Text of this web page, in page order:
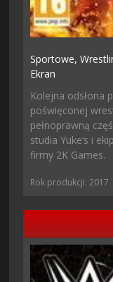
Sportowe,
Ekran
Kolejna odsłona
poświęconej
pełnoprawną
studia Yuke’s i
firmy 2K Games.
Rok produkcji: 2017